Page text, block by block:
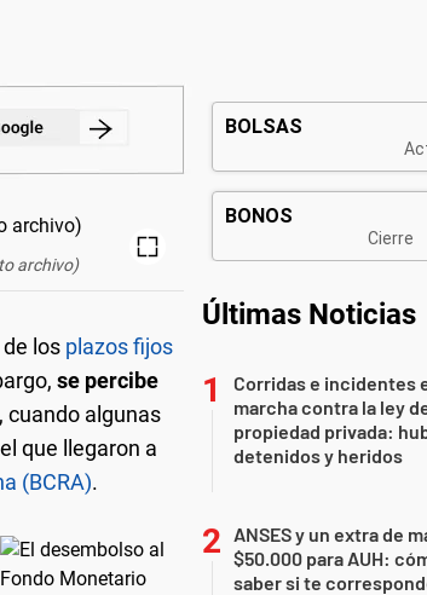
archivo)
de los plazos fijos
se percibe
, cuando algunas
que llegaron a
(BCRA).
Últimas Noticias
Corridas e incidentes
marcha contra la ley
propiedad privada:
detenidos y heridos
ANSES y un extra de
$50.000 para AUH:
saber si te